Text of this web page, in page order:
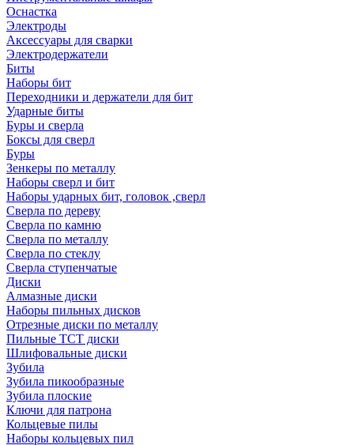
Оснастка
Электроды
Аксессуары для сварки
Электродержатели
Биты
Наборы бит
Переходники и держатели для бит
Ударные биты
Буры и сверла
Боксы для сверл
Буры
Зенкеры по металлу
Наборы сверл и бит
Наборы ударных бит, головок ,сверл
Сверла по дереву
Сверла по камню
Сверла по металлу
Сверла по стеклу
Сверла ступенчатые
Диски
Алмазные диски
Наборы пильных дисков
Отрезные диски по металлу
Пильные TCT диски
Шлифовальные диски
Зубила
Зубила пикообразные
Зубила плоские
Ключи для патрона
Кольцевые пилы
Наборы кольцевых пил